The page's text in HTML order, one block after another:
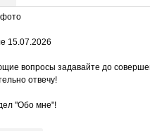
15.07.2026
вопросы задавайте до
отвечу!
"Обо мне"!